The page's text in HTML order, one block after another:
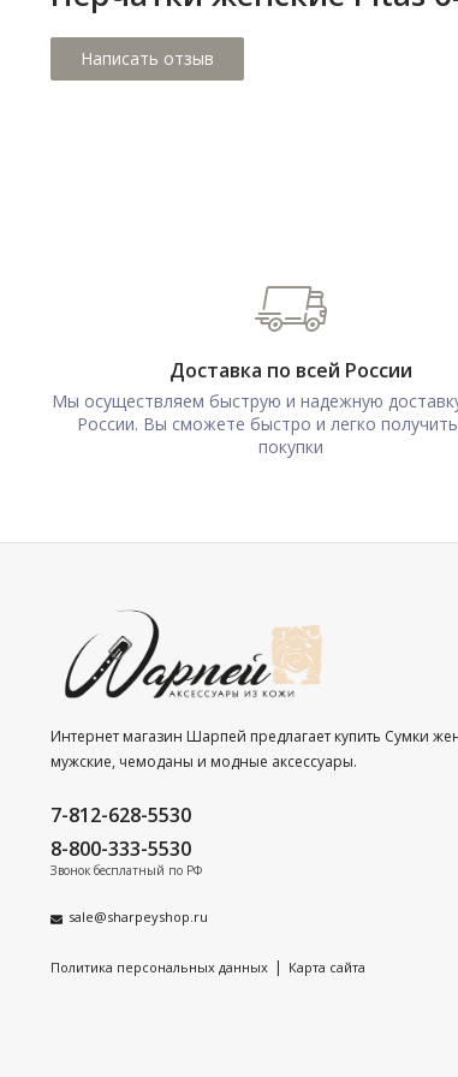
Доставка по всей России
Мы осуществляем быструю и надежную
России. Вы сможете быстро и легко
покупки
Интернет магазин Шарпей предлагает купить Сумки
мужские, чемоданы и модные аксессуары.
7-812-628-5530
8-800-333-5530
Звонок бесплатный по РФ
sale@sharpeyshop.ru
Политика персональных данных | Карта сайта